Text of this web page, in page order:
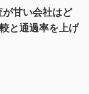
甘い会社はど
と通過率を上げ